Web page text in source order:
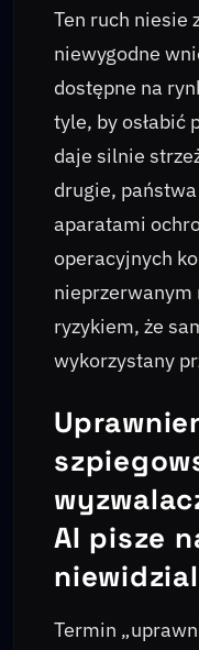
Ten ruch niesie
niewygodne
dostępne na
tyle, by osłabić
daje silnie
drugie,
aparatami
operacyjnych
ryzykiem, że
wykorzystany
AI pisze
Termin